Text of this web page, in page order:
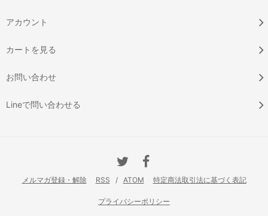
アカウント
カートを見る
お問い合わせ
Lineで問い合わせる
メルマガ登録・解除 RSS / ATOM 特定商法取引法に基づく表記
プライバシーポリシー